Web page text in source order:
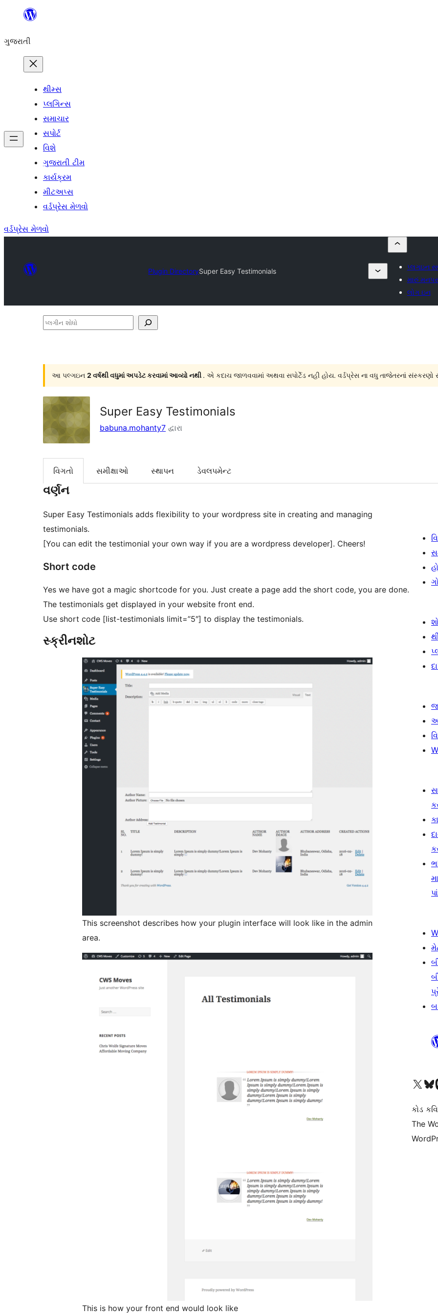
કંટેન્ટ(લખાણ)
જાઓ
ગુજરાતી
થીમ્સ
પ્લગિન્સ
સમાચાર
સપોર્ટ
વિશે
ગુજરાતી ટીમ
કાર્યક્રમ
મીટઅપ્સ
વર્ડપ્રેસ મેળવો
વર્ડપ્રેસ મેળવો
Plugin DirectorySuper Easy Testimonials
પ્લગઇન
મારું
લોગ ઇન
પ્લગીન
આ પલ્ગઇન 2 વર્ષથી વધુમાં અપડેટ કરવામાં આવ્યો નથી . એ કદાચ જાળવવામાં અથવા સપોર્ટેડ નહી હોય. વર્ડપ્રેસ ના વધુ તાજેતરનાં
Super Easy Testimonials
babuna.mohanty7 દ્વારા
વિગતો સમીક્ષાઓ સ્થાપન ડેવલપમેન્ટ
વર્ણન
Super Easy Testimonials adds flexibility to your wordpress site in creating and managing
testimonials.
[You can edit the testimonial your own way if you are a wordpress developer]. Cheers!
Short code
Yes we have got a magic shortcode for you. Just create a page add the short code, you are done.
The testimonials get displayed in your website front end.
Use short code [list-testimonials limit=”5″] to display the testimonials.
સ્ક્રીનશોટ
This screenshot describes how your plugin interface will look like in the admin
area.
This is how your front end would look like
અમારા X (અગાઉ ટ્વિટર) એકાઉન્ટની મુલાકાત લોઅમારા Bluesky એકાઉન્ટની મુલાકાત લો
કોડ
The